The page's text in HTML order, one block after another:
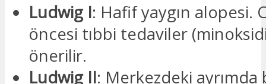
Ludwig I: Hafif yaygın alopesi.
öncesi tıbbi tedaviler
önerilir.
Ludwig II: Merkezdeki